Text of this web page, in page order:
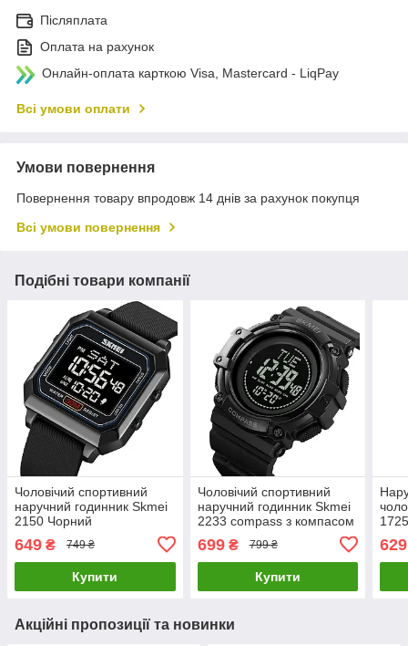
Післяплата
Оплата на рахунок
Онлайн-оплата карткою Visa, Mastercard - LiqPay
Всі умови оплати
Умови повернення
Повернення товару впродовж 14 днів за рахунок покупця
Всі умови повернення
Подібні товари компанії
Чоловічий спортивний
наручний годинник Skmei
2150 Чорний
649 ₴ 749 ₴
Купити
Чоловічий спортивний
наручний годинник Skmei
2233 compass з компасом
699₴ 799 ₴
Купити
629
Акційні пропозиції та новинки